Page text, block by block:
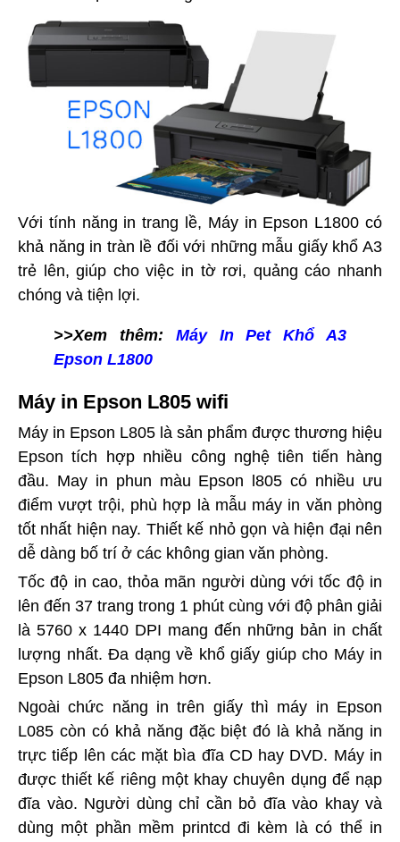
Với tính năng in trang lề, Máy in Epson L1800 có
khả năng in tràn lề đối với những mẫu giấy khổ A3
trẻ lên, giúp cho việc in tờ rơi, quảng cáo nhanh
chóng và tiện lợi.
>>Xem thêm: Máy In Pet Khổ A3
Epson L1800
Máy in Epson L805 wifi
Máy in Epson L805 là sản phẩm được thương hiệu
Epson tích hợp nhiều công nghệ tiên tiến hàng
đầu. May in phun màu Epson l805 có nhiều ưu
điểm vượt trội, phù hợp là mẫu máy in văn phòng
tốt nhất hiện nay. Thiết kế nhỏ gọn và hiện đại nên
dễ dàng bố trí ở các không gian văn phòng.
Tốc độ in cao, thỏa mãn người dùng với tốc độ in
lên đến 37 trang trong 1 phút cùng với độ phân giải
là 5760 x 1440 DPI mang đến những bản in chất
lượng nhất. Đa dạng về khổ giấy giúp cho Máy in
Epson L805 đa nhiệm hơn.
Ngoài chức năng in trên giấy thì máy in Epson
L085 còn có khả năng đặc biệt đó là khả năng in
trực tiếp lên các mặt bìa đĩa CD hay DVD. Máy in
được thiết kế riêng một khay chuyên dụng để nạp
đĩa vào. Người dùng chỉ cần bỏ đĩa vào khay và
dùng một phần mềm printcd đi kèm là có thể in